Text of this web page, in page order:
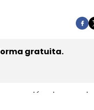
gratuita.
camión de gran